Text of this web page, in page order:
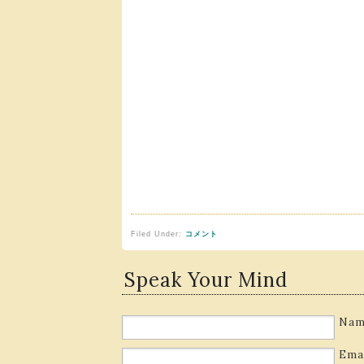
Filed Under: コメント
Speak Your Mind